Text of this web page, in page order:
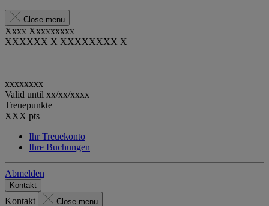
Close menu
Xxxx Xxxxxxxxx
XXXXXX X XXXXXXXX X
xxxxxxxx
Valid until xx/xx/xxxx
Treuepunkte
XXX pts
Ihr Treuekonto
Ihre Buchungen
Abmelden
Kontakt
Kontakt Close menu